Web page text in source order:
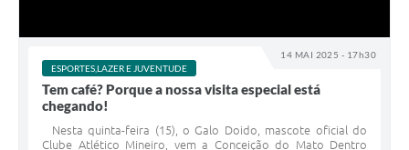
14 MAI 2025 - 17h30
ESPORTES,LAZER E JUVENTUDE
Tem café? Porque a nossa visita especial está
chegando!
Nesta quinta-feira (15), o Galo Doido, mascote oficial do
Clube Atlético Mineiro, vem a Conceição do Mato Dentro